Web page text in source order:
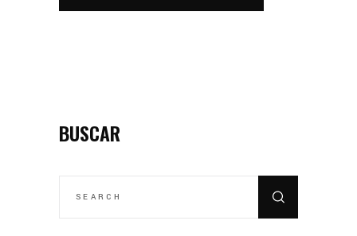
BUSCAR